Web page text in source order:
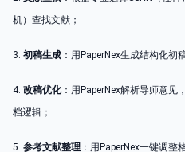
机）查找文献；
3. 初稿生成 ：用PaperNex生成结构化初
4. 改稿优化：用PaperNex解析导师意见
档逻辑；
5. 参考文献整理 ：用PaperNex一键调整